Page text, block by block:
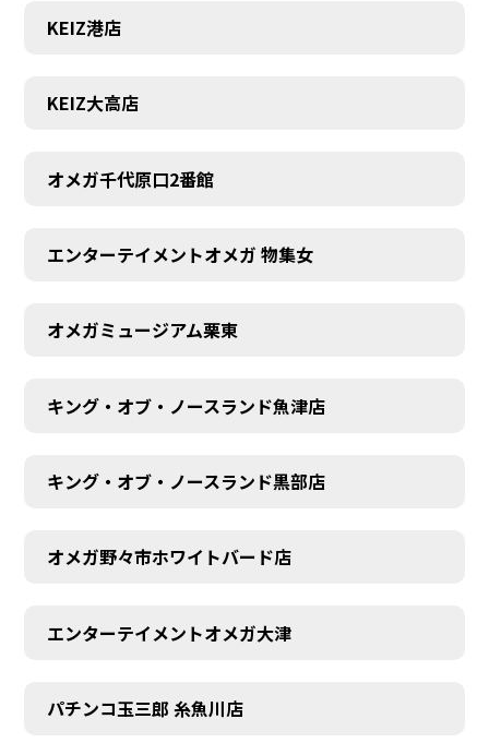
KEIZ港店
KEIZ大高店
オメガ千代原口2番館
エンターテイメントオメガ 物集女
オメガミュージアム栗東
キング・オブ・ノースランド魚津店
キング・オブ・ノースランド黒部店
オメガ野々市ホワイトバード店
エンターテイメントオメガ大津
パチンコ玉三郎 糸魚川店